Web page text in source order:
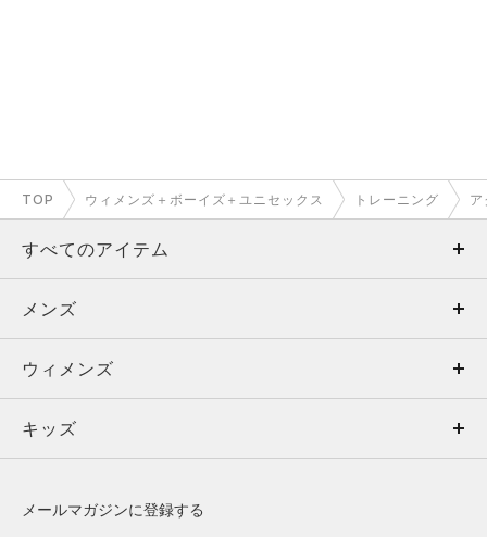
TOP ウィメンズ＋ボーイズ＋ユニセックス トレーニング
すべてのアイテム
メンズ
ウィメンズ
キッズ
メンズ
トップス
ボトムス
ウィメンズ
トップス
キッズ
メールマガジンに登録する